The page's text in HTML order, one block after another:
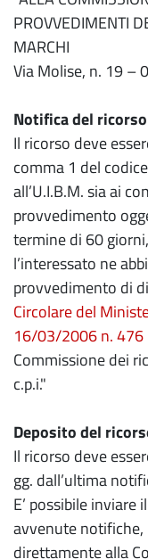
PROVVEDIMENTI
MARCHI
Via Molise, n. 19 –
Notifica del ricorso
Il ricorso deve
comma 1 del
all’U.I.B.M. sia ai
provvedimento
termine di 60
l’interessato ne
provvedimento di
Circolare del
16/03/2006 n. 476
Commissione dei
c.p.i."
Deposito del
Il ricorso deve
gg. dall’ultima
E’ possibile inviare
avvenute notifiche,
direttamente alla